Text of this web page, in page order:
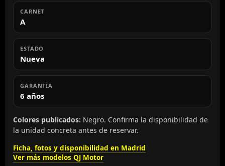
CARNET
A
ESTADO
Nueva
GARANTÍA
6 años
Colores publicados: Negro. Confirma la disponibilidad de
la unidad concreta antes de reservar.
Ficha, fotos y disponibilidad en Madrid
Ver más modelos QJ Motor